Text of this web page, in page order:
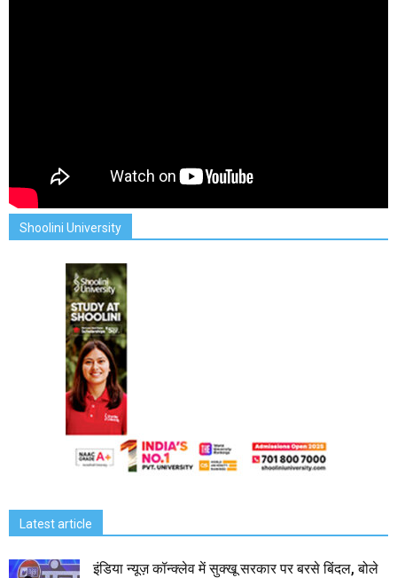
Shoolini University
Latest article
इंडिया न्यूज़ कॉन्क्लेव में सुक्खू सरकार पर बरसे बिंदल, बोले